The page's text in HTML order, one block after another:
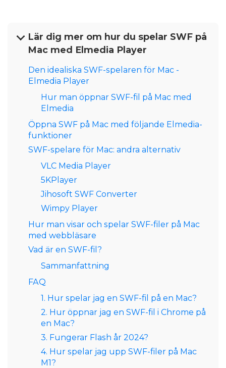
Lär dig mer om hur du spelar SWF på
Mac med Elmedia Player
Den idealiska SWF-spelaren för Mac -
Elmedia Player
Hur man öppnar SWF-fil på Mac med
Elmedia
Öppna SWF på Mac med följande Elmedia-
funktioner
SWF-spelare för Mac: andra alternativ
VLC Media Player
5KPlayer
Jihosoft SWF Converter
Wimpy Player
Hur man visar och spelar SWF-filer på Mac
med webbläsare
Vad är en SWF-fil?
Sammanfattning
FAQ
1. Hur spelar jag en SWF-fil på en Mac?
2. Hur öppnar jag en SWF-fil i Chrome på
en Mac?
3. Fungerar Flash år 2024?
4. Hur spelar jag upp SWF-filer på Mac
M1?